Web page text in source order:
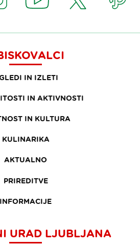
IN IZLETI
IN AKTIVNOSTI
IN KULTURA
KULINARIKA
AKTUALNO
PRIREDITVE
INFORMACIJE
URAD LJUBLJANA